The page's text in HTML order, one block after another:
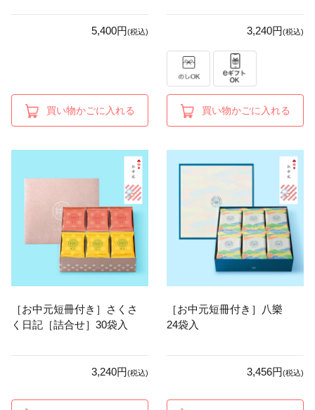
5,400円(税込)
買い物かごに入れる
3,240円(税込)
買い物かごに入れる
［お中元短冊付き］さくさ
く日記［詰合せ］30袋入
3,240円(税込)
［お中元短冊付き］八樂
24袋入
3,456円(税込)